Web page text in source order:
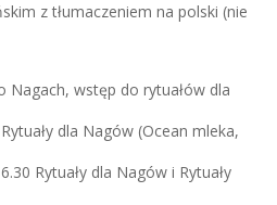
z tłumaczeniem na polski (nie
Nagach, wstęp do rytuałów dla
dla Nagów (Ocean mleka,
Rytuały dla Nagów i Rytuały